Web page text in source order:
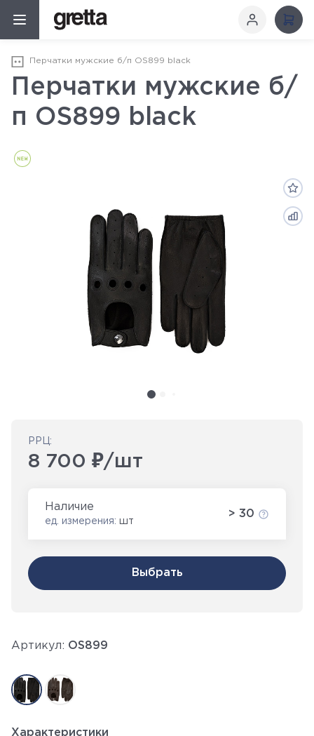
Перчатки мужские б/п OS899 black
Перчатки мужские б/
п OS899 black
Артикул: OS899
Характеристики
РРЦ:
8 700 ₽/шт
Наличие
ед. измерения: шт
> 30
Выбрать